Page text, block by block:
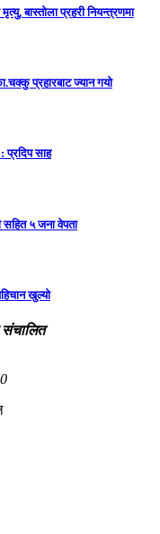
बास्तोला प्रहरी नियन्त्रणमा
प्रहारबाट ज्यान गयो
प्रदिप साह
सहित ५ जना वेपता
खुल्यो
संचालित